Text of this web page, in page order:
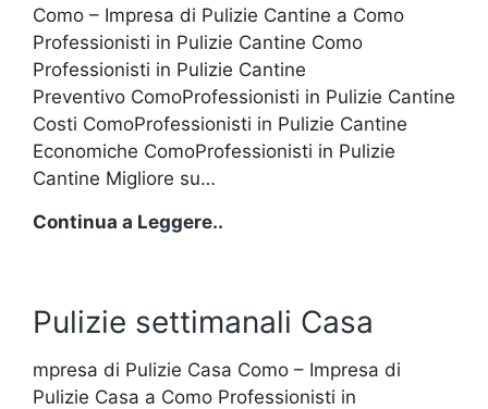
Como – Impresa di Pulizie Cantine a Como
Professionisti in Pulizie Cantine Como
Professionisti in Pulizie Cantine
Preventivo ComoProfessionisti in Pulizie Cantine
Costi ComoProfessionisti in Pulizie Cantine
Economiche ComoProfessionisti in Pulizie
Cantine Migliore su…
Continua a Leggere..
Pulizie settimanali Casa
mpresa di Pulizie Casa Como – Impresa di
Pulizie Casa a Como Professionisti in